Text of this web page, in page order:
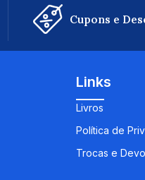
Cupons e
Links
Livros
Política de
Trocas e